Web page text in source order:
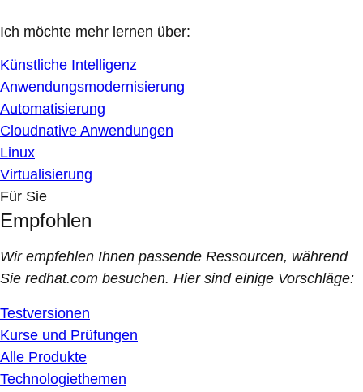
Ich möchte mehr lernen über:
Künstliche Intelligenz
Anwendungsmodernisierung
Automatisierung
Cloudnative Anwendungen
Linux
Virtualisierung
Für Sie
Empfohlen
Wir empfehlen Ihnen passende Ressourcen, während
Sie redhat.com besuchen. Hier sind einige Vorschläge:
Testversionen
Kurse und Prüfungen
Alle Produkte
Technologiethemen